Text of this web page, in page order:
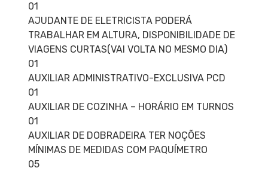
01
AJUDANTE DE ELETRICISTA PODERÁ
TRABALHAR EM ALTURA, DISPONIBILIDADE DE
VIAGENS CURTAS(VAI VOLTA NO MESMO DIA)
01
AUXILIAR ADMINISTRATIVO-EXCLUSIVA PCD
01
AUXILIAR DE COZINHA – HORÁRIO EM TURNOS
01
AUXILIAR DE DOBRADEIRA TER NOÇÕES
MÍNIMAS DE MEDIDAS COM PAQUÍMETRO
05